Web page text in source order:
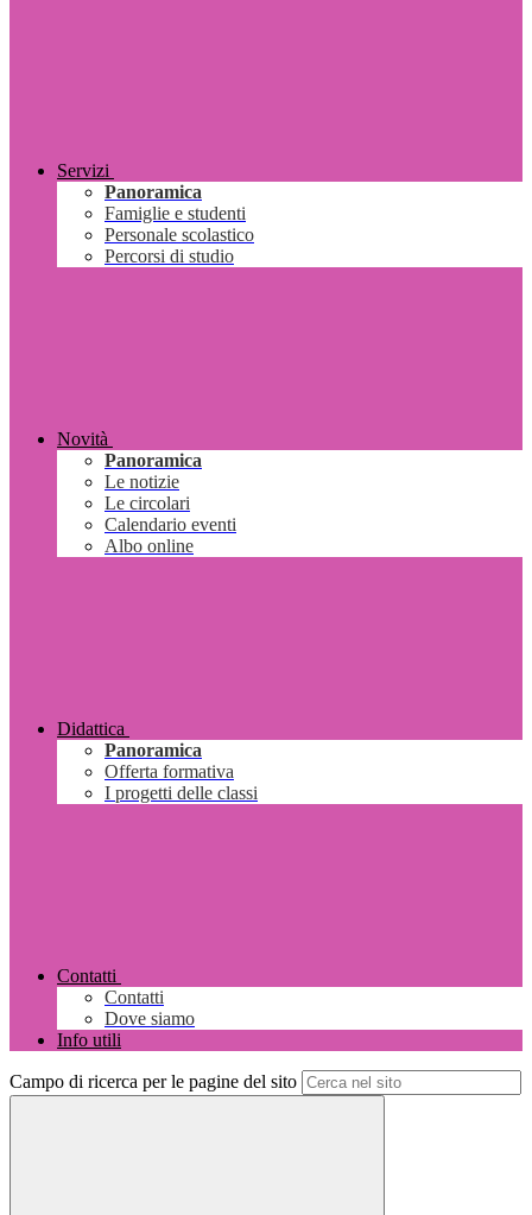
Servizi
Panoramica
Famiglie e studenti
Personale scolastico
Percorsi di studio
Novità
Panoramica
Le notizie
Le circolari
Calendario eventi
Albo online
Didattica
Panoramica
Offerta formativa
I progetti delle classi
Contatti
Contatti
Dove siamo
Info utili
Campo di ricerca per le pagine del sito